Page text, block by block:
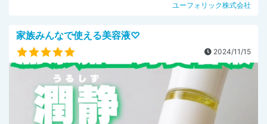
ユーフォリック株式会社
家族みんなで使える美容液♡
2024/11/15